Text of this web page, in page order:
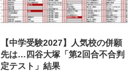
【中学受験2027】人気校の併願
先は…四谷大塚「第2回合不合判
定テスト」結果